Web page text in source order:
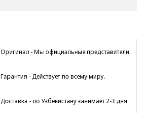
Оригинал - Мы официальные представители.
Гарантия - Действует по всему миру.
Доставка - по Узбекистану занимает 2-3 дня